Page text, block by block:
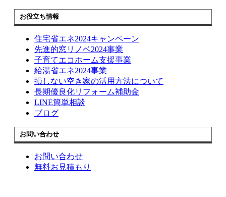
お役立ち情報
住宅省エネ2024キャンペーン
先進的窓リノベ2024事業
子育てエコホーム支援事業
給湯省エネ2024事業
損しない空き家の活用方法について
長期優良化リフォーム補助金
LINE簡単相談
ブログ
お問い合わせ
お問い合わせ
無料お見積もり